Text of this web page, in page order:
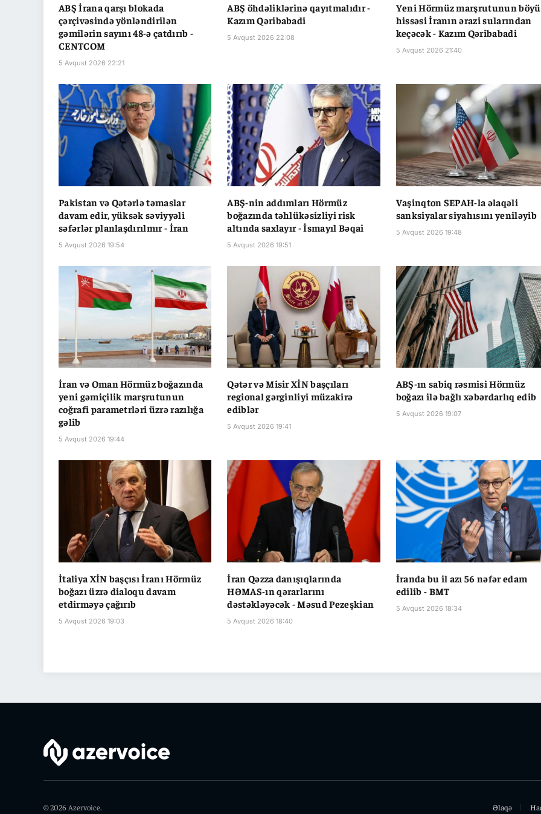
ABŞ İrana qarşı blokada
çərçivəsində yönləndirilən
gəmilərin sayını 48-ə çatdırıb -
CENTCOM
5 Avqust 2026 22:21
ABŞ öhdəliklərinə qayıtmalıdır -
Kazım Qəribabadi
5 Avqust 2026 22:08
Yeni Hörmüz marşrutunun
hissəsi İranın ərazi sularından
keçəcək - Kazım Qəribabadi
5 Avqust 2026 21:40
Pakistan və Qətərlə təmaslar
davam edir, yüksək səviyyəli
səfərlər planlaşdırılmır - İran
5 Avqust 2026 19:54
ABŞ-nin addımları Hörmüz
boğazında təhlükəsizliyi risk
altında saxlayır - İsmayıl Bəqai
5 Avqust 2026 19:51
Vaşinqton SEPAH-la əlaqəli
sanksiyalar siyahısını yeniləyib
5 Avqust 2026 19:48
İran və Oman Hörmüz boğazında
yeni gəmiçilik marşrutunun
coğrafi parametrləri üzrə razılığa
gəlib
5 Avqust 2026 19:44
Qətər və Misir XİN başçıları
regional gərginliyi müzakirə
ediblər
5 Avqust 2026 19:41
ABŞ-ın sabiq rəsmisi Hörmüz
boğazı ilə bağlı xəbərdarlıq edib
5 Avqust 2026 19:07
İtaliya XİN başçısı İranı Hörmüz
boğazı üzrə dialoqu davam
etdirməyə çağırıb
5 Avqust 2026 19:03
İran Qəzza danışıqlarında
HƏMAS-ın qərarlarını
dəstəkləyəcək - Məsud Pezeşkian
5 Avqust 2026 18:40
İranda bu il azı 56 nəfər edam
edilib - BMT
5 Avqust 2026 18:34
© 2026 Azervoice. Əlaqə